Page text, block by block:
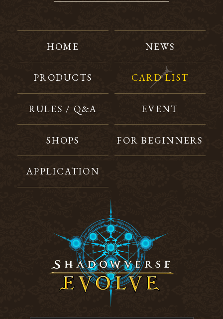
HOME NEWS
PRODUCTS CARD LIST
RULES / Q&A EVENT
SHOPS FOR BEGINNERS
APPLICATION